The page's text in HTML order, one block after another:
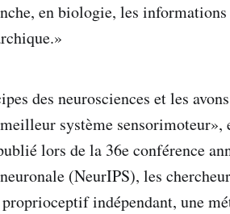
en biologie, les
des neurosciences et les
système
lors de la 36e conférence
(NeurIPS), les
indépendant, une